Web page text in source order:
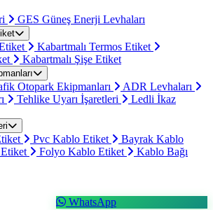
GES Güneş Enerji Levhaları
Kabartmalı Termos Etiket
Kabartmalı Şişe Etiket
Otopark Ekipmanları
ADR Levhaları
Tehlike Uyarı İşaretleri
Ledli İkaz
Pvc Kablo Etiket
Bayrak Kablo
Folyo Kablo Etiket
Kablo Bağı
WhatsApp